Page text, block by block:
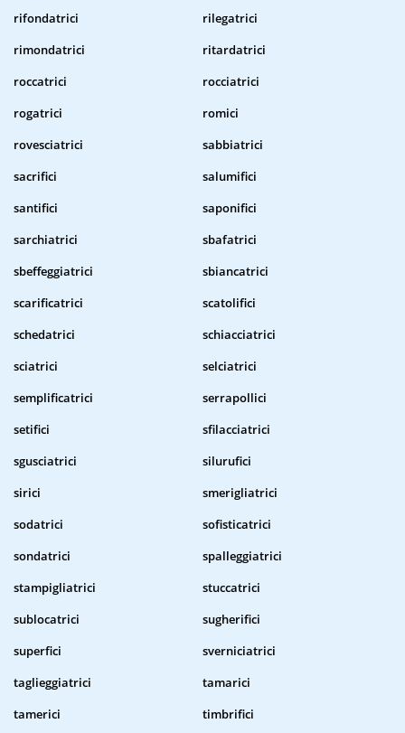
rifondatrici
rilegatrici
rimondatrici
ritardatrici
roccatrici
rocciatrici
rogatrici
romici
rovesciatrici
sabbiatrici
sacrifici
salumifici
santifici
saponifici
sarchiatrici
sbafatrici
sbeffeggiatrici
sbiancatrici
scarificatrici
scatolifici
schedatrici
schiacciatrici
sciatrici
selciatrici
semplificatrici
serrapollici
setifici
sfilacciatrici
sgusciatrici
silurufici
sirici
smerigliatrici
sodatrici
sofisticatrici
sondatrici
spalleggiatrici
stampigliatrici
stuccatrici
sublocatrici
sugherifici
superfici
sverniciatrici
taglieggiatrici
tamarici
tamerici
timbrifici